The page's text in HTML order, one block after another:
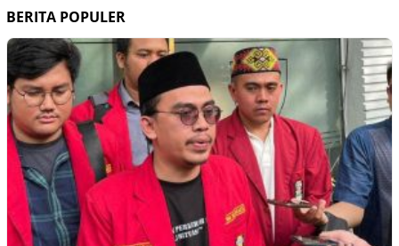
BERITA POPULER